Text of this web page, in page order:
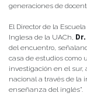
generaciones de
El Director de la
Inglesa de la UACh,
del encuentro,
casa de estudios como
investigación en el sur,
nacional a través de la
enseñanza del inglés”.